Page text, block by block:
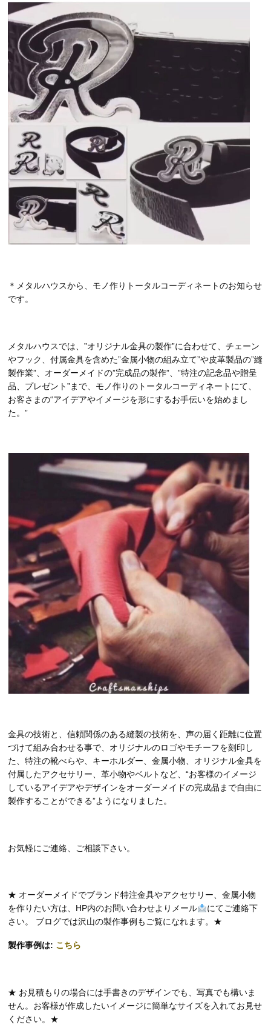
＊メタルハウスから、モノ作りトータルコーディネートのお知らせ
です。
メタルハウスでは、”オリジナル金具の製作”に合わせて、チェーン
やフック、付属金具を含めた”金属小物の組み立て”や皮革製品の”縫
製作業”、オーダーメイドの”完成品の製作”、”特注の記念品や贈呈
品、プレゼント”まで、モノ作りのトータルコーディネートにて、
お客さまの“アイデアやイメージを形にするお手伝いを始めまし
た。”
金具の技術と、信頼関係のある縫製の技術を、声の届く距離に位置
づけて組み合わせる事で、オリジナルのロゴやモチーフを刻印し
た、特注の靴べらや、キーホルダー、金属小物、オリジナル金具を
付属したアクセサリー、革小物やベルトなど、“お客様のイメージ
しているアイデアやデザインをオーダーメイドの完成品まで自由に
製作することができる”ようになりました。
お気軽にご連絡、ご相談下さい。
★ オーダーメイドでブランド特注金具やアクセサリー、金属小物
を作りたい方は、HP内のお問い合わせよりメール
にてご連絡下
さい。 ブログでは沢山の製作事例もご覧になれます。★
製作事例は: こちら
★ お見積もりの場合には手書きのデザインでも、写真でも構いま
せん。お客様が作成したいイメージに簡単なサイズを入れてお見せ
ください。★